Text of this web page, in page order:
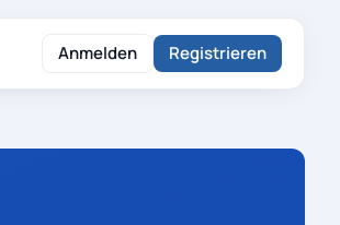
Anmelden Registrieren